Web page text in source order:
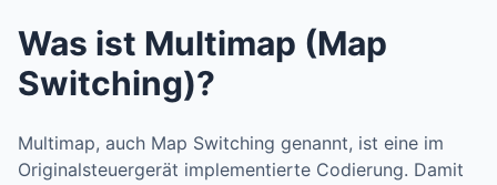
Was ist Multimap (Map
Switching)?
Multimap, auch Map Switching genannt, ist eine im
Originalsteuergerät implementierte Codierung. Damit